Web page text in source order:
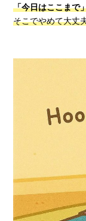
「今日はここまで
そこでやめて大丈